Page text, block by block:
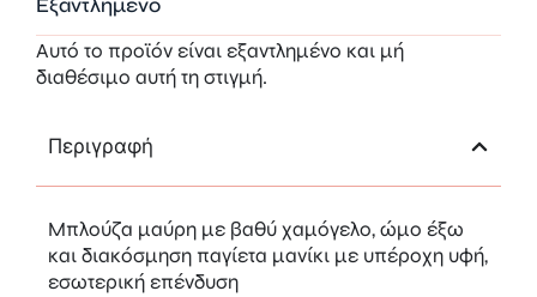
Αυτό το προϊόν είναι εξαντλημένο και μή
διαθέσιμο αυτή τη στιγμή.
Περιγραφή
Μπλούζα μαύρη με βαθύ χαμόγελο, ώμο έξω
και διακόσμηση παγίετα μανίκι με υπέροχη υφή,
εσωτερική επένδυση